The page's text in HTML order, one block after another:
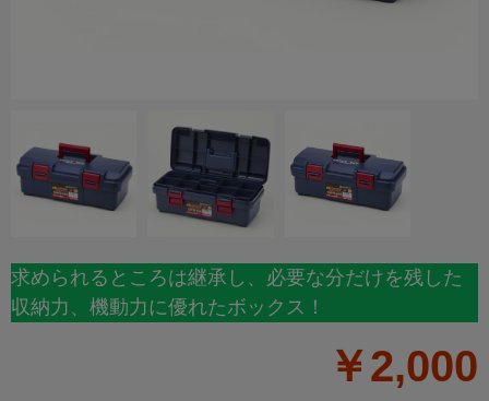
求められるところは継承し、必要な分だけを残した
収納力、機動力に優れたボックス！
￥2,000